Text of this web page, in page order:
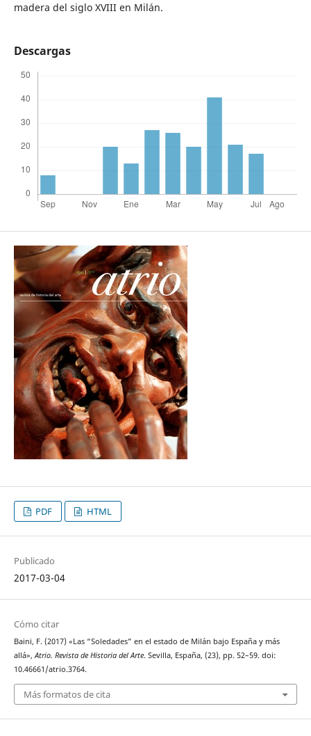
madera del siglo XVIII en Milán.
Descargas
PDF HTML
Publicado
2017-03-04
Cómo citar
Baini, F. (2017) «Las “Soledades” en el estado de Milán bajo España y más
allá»,Atrio. Revista de Historia del Arte. Sevilla, España, (23), pp. 52–59. doi:
10.46661/atrio.3764.
Más formatos de cita